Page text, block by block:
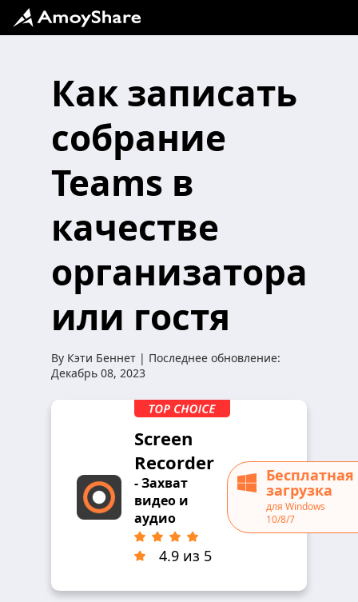
Как записать
собрание
Teams в
качестве
организатора
или гостя
By Кэти Беннет | Последнее обновление:
Декабрь 08, 2023
Screen
Recorder
- Захват
видео и
аудио
4.9 из 5
Бесплатная
загрузка
для Windows
10/8/7